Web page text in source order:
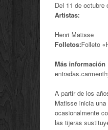
Del 11 de octubre
Artistas:
Henri Matisse
Folletos:Folleto
Más información
A partir de los
Matisse inicia
ocasionalmente
las tijeras